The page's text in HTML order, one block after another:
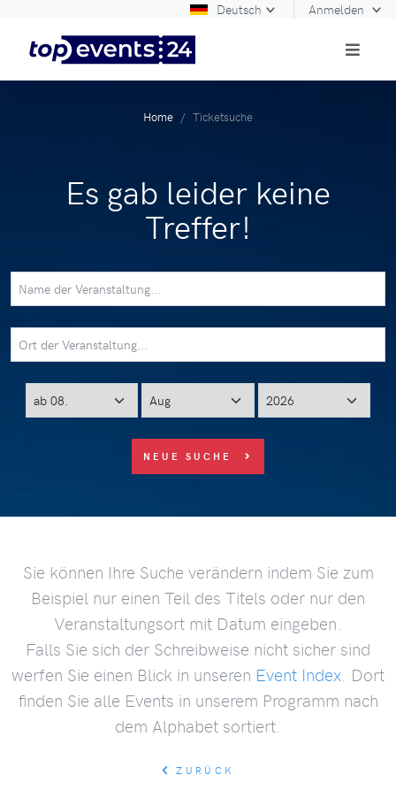
Deutsch Anmelden
Home Ticketsuche
Es gab leider keine
Treffer!
NEUE SUCHE
Sie können Ihre Suche verändern indem Sie zum
Beispiel nur einen Teil des Titels oder nur den
Veranstaltungsort mit Datum eingeben.
Falls Sie sich der Schreibweise nicht sicher sind
werfen Sie einen Blick in unseren Event Index . Dort
finden Sie alle Events in unserem Programm nach
dem Alphabet sortiert.
ZURÜCK